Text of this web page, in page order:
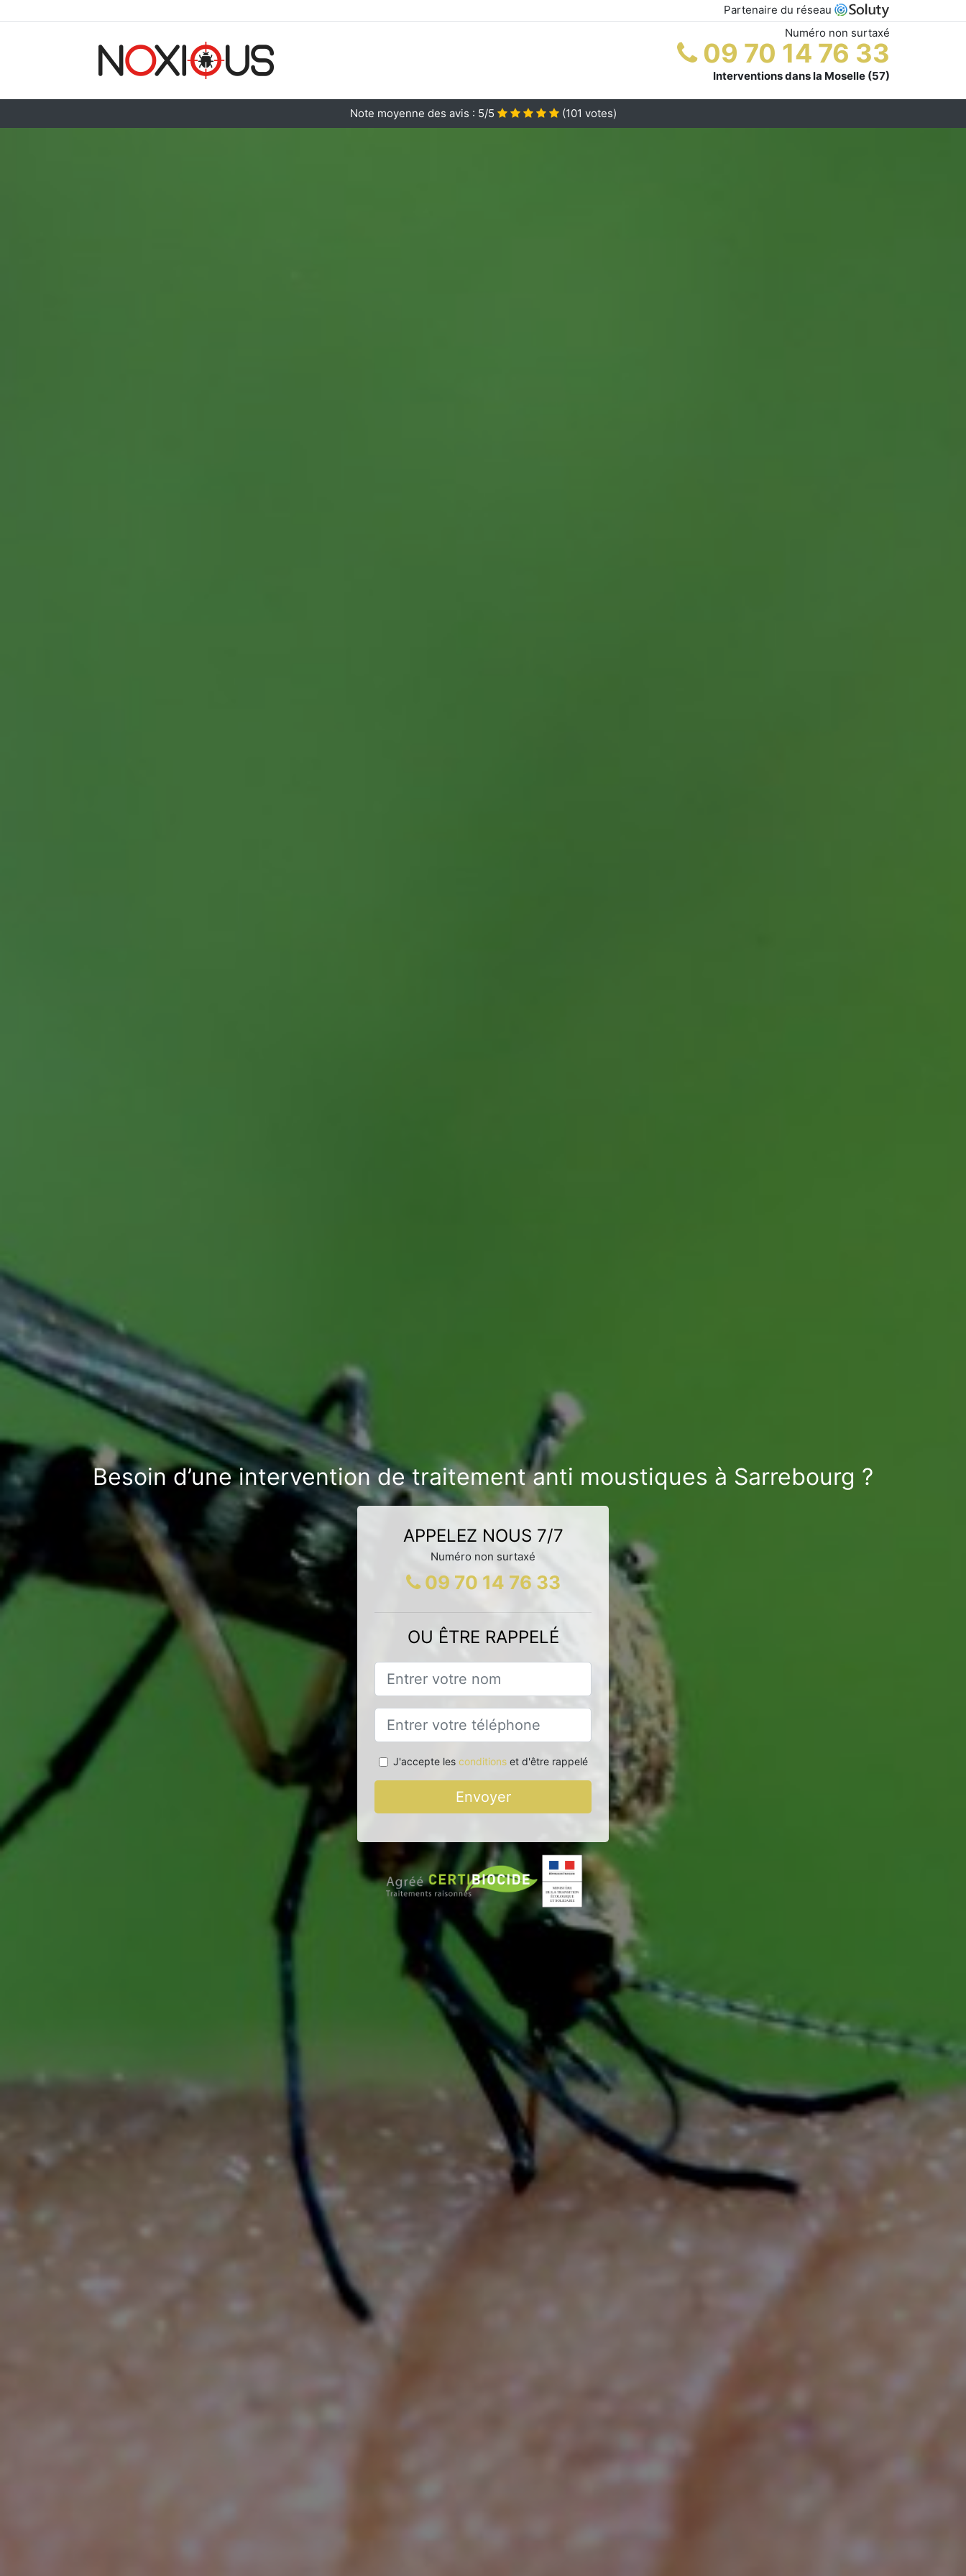
Partenaire du réseau
Numéro non surtaxé
09 70 14 76 33
Interventions dans la Moselle (57)
Note moyenne des avis : 5/5 (101 votes)
Besoin d’une intervention de traitement anti moustiques à Sarrebourg ?
APPELEZ NOUS 7/7
Numéro non surtaxé
09 70 14 76 33
OU ÊTRE RAPPELÉ
J'accepte les conditionset d'être rappelé
Envoyer